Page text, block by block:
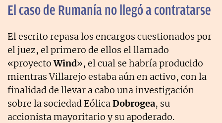
El caso de Rumanía no llegó a contratarse
El escrito repasa los encargos cuestionados por
el juez, el primero de ellos el llamado
«proyectoWind», el cual se habría producido
mientras Villarejo estaba aún en activo, con la
finalidad de llevar a cabo una investigación
sobre la sociedad EólicaDobrogea, su
accionista mayoritario y su apoderado.